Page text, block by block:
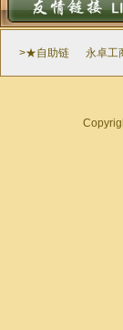
>★自助链 永卓工